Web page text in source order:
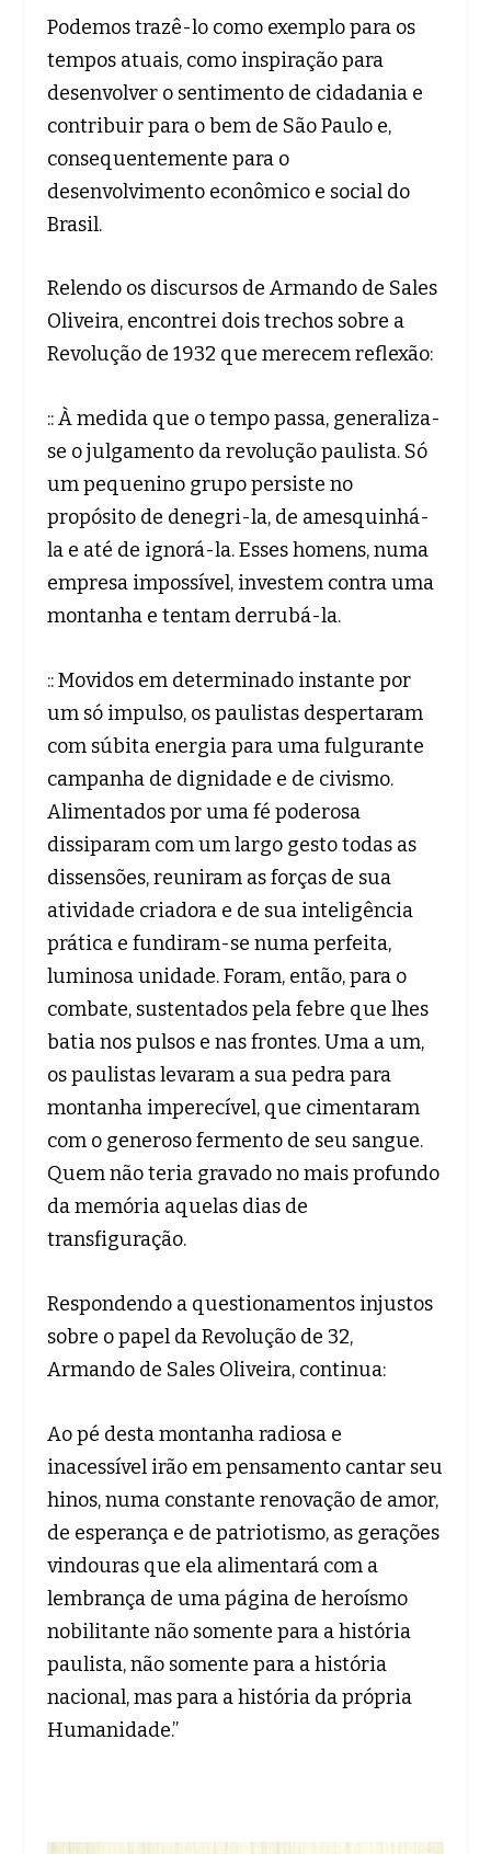
Podemos trazê-lo como exemplo para os
tempos atuais, como inspiração para
desenvolver o sentimento de cidadania e
contribuir para o bem de São Paulo e,
consequentemente para o
desenvolvimento econômico e social do
Brasil.
Relendo os discursos de Armando de Sales
Oliveira, encontrei dois trechos sobre a
Revolução de 1932 que merecem reflexão:
:: À medida que o tempo passa, generaliza-
se o julgamento da revolução paulista. Só
um pequenino grupo persiste no
propósito de denegri-la, de amesquinhá-
la e até de ignorá-la. Esses homens, numa
empresa impossível, investem contra uma
montanha e tentam derrubá-la.
:: Movidos em determinado instante por
um só impulso, os paulistas despertaram
com súbita energia para uma fulgurante
campanha de dignidade e de civismo.
Alimentados por uma fé poderosa
dissiparam com um largo gesto todas as
dissensões, reuniram as forças de sua
atividade criadora e de sua inteligência
prática e fundiram-se numa perfeita,
luminosa unidade. Foram, então, para o
combate, sustentados pela febre que lhes
batia nos pulsos e nas frontes. Uma a um,
os paulistas levaram a sua pedra para
montanha imperecível, que cimentaram
com o generoso fermento de seu sangue.
Quem não teria gravado no mais profundo
da memória aquelas dias de
transfiguração.
Respondendo a questionamentos injustos
sobre o papel da Revolução de 32,
Armando de Sales Oliveira, continua:
Ao pé desta montanha radiosa e
inacessível irão em pensamento cantar seu
hinos, numa constante renovação de amor,
de esperança e de patriotismo, as gerações
vindouras que ela alimentará com a
lembrança de uma página de heroísmo
nobilitante não somente para a história
paulista, não somente para a história
nacional, mas para a história da própria
Humanidade.”